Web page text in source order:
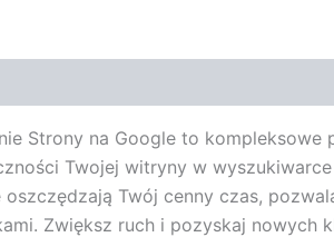
Strony na Google to
Twojej witryny w
Twój cenny czas,
Zwiększ ruch i pozyskaj nowych